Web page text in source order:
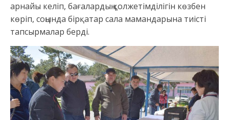
арнайы келіп, бағалардың қолжетімділігін көзбен
көріп, соңында бірқатар сала мамандарына тиісті
тапсырмалар берді.